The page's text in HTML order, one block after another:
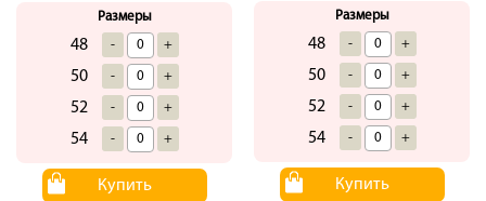
Размеры
48 - +
50 - +
52 - +
54 - +
Купить
Размеры
48 - +
50 - +
52 - +
54 - +
Купить